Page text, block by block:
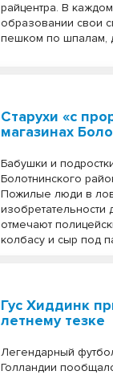
райцентра. В
образовании свои
пешком по шпалам,
Старухи «с
магазинах
Бабушки и
Болотнинского
Пожилые люди в
отмечают
колбасу и сыр под
Гус Хиддинк
летнему тезке
Легендарный
Голландии